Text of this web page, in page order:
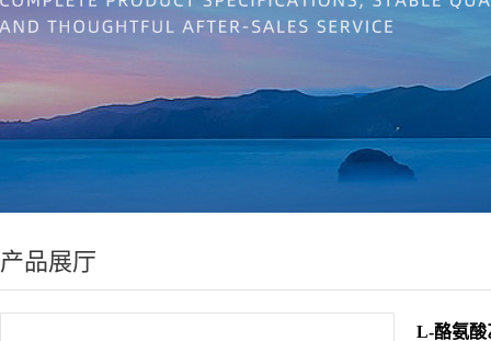
产品展厅
L-酪氨酸